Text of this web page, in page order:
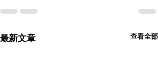
最新文章 查看全部